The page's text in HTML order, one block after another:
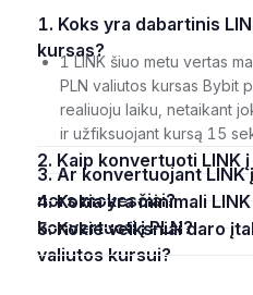
1. Koks yra dabartinis LINK į PLN valiutos
kursas?
1 LINK šiuo metu vertas
PLN valiutos kursas Bybit
realiuoju laiku, netaikant
ir užfiksuojant kursą 15
2. Kaip konvertuoti
3. Ar konvertuojant LINK į PLN taikomi kokie
nors mokesčiai?
4. Kokia yra minimali LINK suma, kurią galiu
konvertuoti į PLN?
5. Kokie veiksniai daro įtaką LINK į PLN
valiutos kursui?